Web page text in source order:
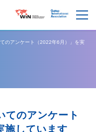
のアンケート（2022年6月）」を実
てのアンケート
施しています